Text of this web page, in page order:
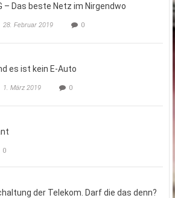
– Das beste Netz im Nirgendwo
28. Februar 2019 0
es ist kein E-Auto
1. März 2019 0
0
der Telekom. Darf die das denn?